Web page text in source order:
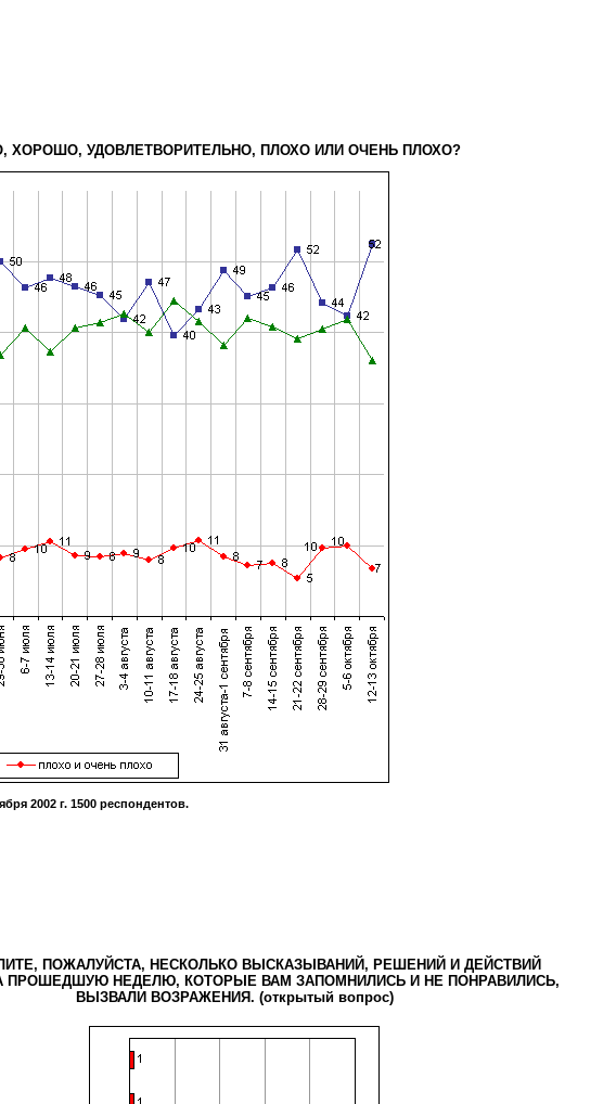
ХОРОШО, УДОВЛЕТВОРИТЕЛЬНО, ПЛОХО ИЛИ ОЧЕНЬ ПЛОХО?
2002 г. 1500 респондентов.
ПОЖАЛУЙСТА, НЕСКОЛЬКО ВЫСКАЗЫВАНИЙ, РЕШЕНИЙ И ДЕЙСТВИЙ
ПРОШЕДШУЮ НЕДЕЛЮ, КОТОРЫЕ ВАМ ЗАПОМНИЛИСЬ И НЕ ПОНРАВИЛИСЬ,
ВЫЗВАЛИ ВОЗРАЖЕНИЯ. (открытый вопрос)